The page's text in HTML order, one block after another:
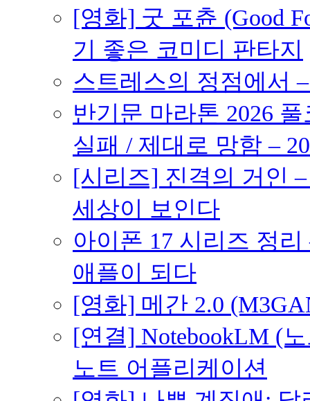
[영화] 굿 포츈 (Good
기 좋은 코미디 판타지
스트레스의 정점에서
반기문 마라톤 2026
실패 / 제대로 망함 –
[시리즈] 진격의 거인
세상이 보인다
아이폰 17 시리즈 정
애플이 되다
[영화] 메간 2.0
[연결] NotebookLM (
노트 어플리케이션